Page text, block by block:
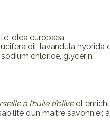
olea europaea
oil, lavandula hybrida
chloride, glycerin,
à l’huile d’oliveet enrichi
d’un maître savonnier,